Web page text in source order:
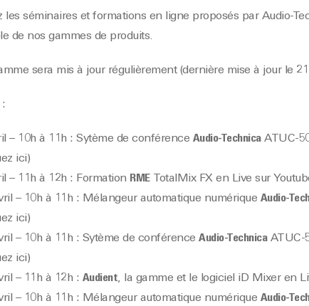
les séminaires et formations en ligne proposés par Audio-
de nos gammes de produits.
sera mis à jour régulièrement (dernière mise à jour le
– 10h à 11h : Sytème de conférence Audio-TechnicaATUC-
ici)
– 11h à 12h : Formation RMETotalMix FX en Live sur
– 10h à 11h : Mélangeur automatique numérique Audio-
ici)
– 10h à 11h : Sytème de conférence Audio-TechnicaATUC-
ici)
– 11h à 12h : Audient, la gamme et le logiciel iD Mixer en
– 10h à 11h : Mélangeur automatique numérique Audio-